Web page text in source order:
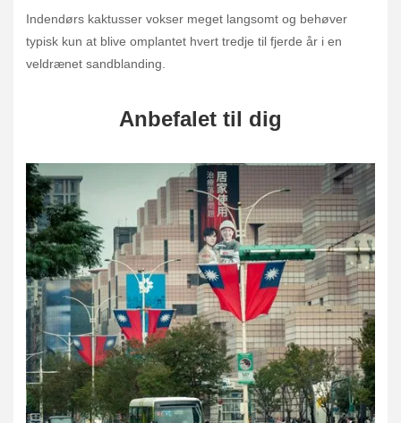
Indendørs kaktusser vokser meget langsomt og behøver
typisk kun at blive omplantet hvert tredje til fjerde år i en
veldrænet sandblanding.
Anbefalet til dig